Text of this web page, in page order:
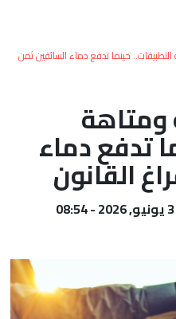
العالم
حينما تدفع دماء السائقين ثمن
تدفع دماء
القانون